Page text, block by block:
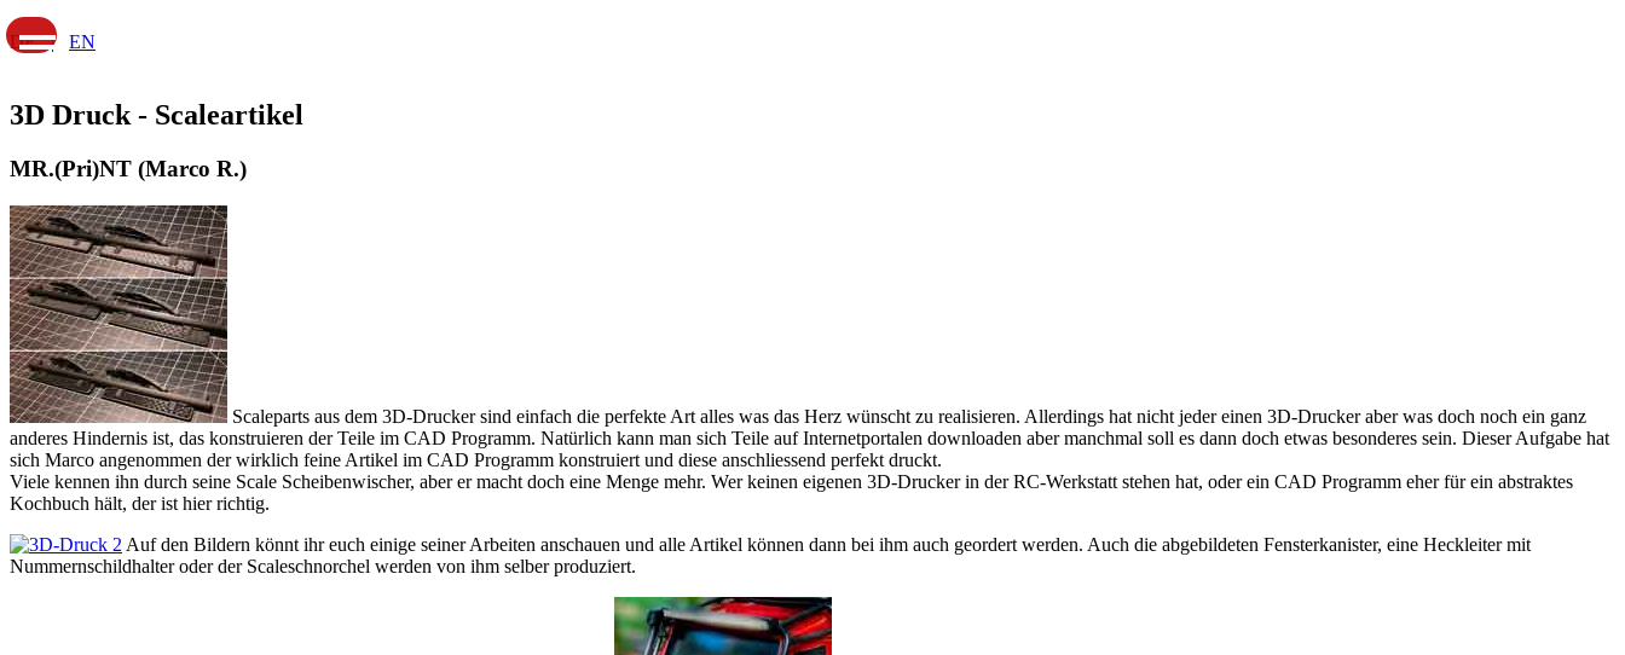
DE | EN
3D Druck - Scaleartikel
MR.(Pri)NT (Marco R.)
Scaleparts aus dem 3D-Drucker sind einfach die perfekte Art alles was das Herz wünscht zu realisieren. Allerdings hat nicht jeder einen 3D-Drucker aber was doch noch ein ganz
anderes Hindernis ist, das konstruieren der Teile im CAD Programm. Natürlich kann man sich Teile auf Internetportalen downloaden aber manchmal soll es dann doch etwas besonderes sein. Dieser Aufgabe hat
sich Marco angenommen der wirklich feine Artikel im CAD Programm konstruiert und diese anschliessend perfekt druckt.
Viele kennen ihn durch seine Scale Scheibenwischer, aber er macht doch eine Menge mehr. Wer keinen eigenen 3D-Drucker in der RC-Werkstatt stehen hat, oder ein CAD Programm eher für ein abstraktes
Kochbuch hält, der ist hier richtig.
Auf den Bildern könnt ihr euch einige seiner Arbeiten anschauen und alle Artikel können dann bei ihm auch geordert werden. Auch die abgebildeten Fensterkanister, eine Heckleiter mit
Nummernschildhalter oder der Scaleschnorchel werden von ihm selber produziert.